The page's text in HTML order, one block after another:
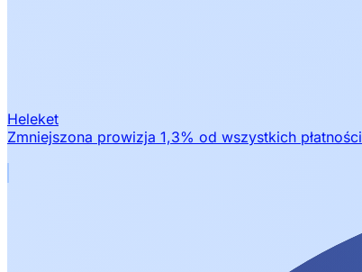
Heleket
Zmniejszona prowizja 1,3% od wszystkich płatności